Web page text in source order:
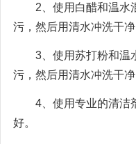
2、使用白醋和温水
污，然后用清水冲洗干净
3、使用苏打粉和温
污，然后用清水冲洗干净
4、使用专业的清洁
好。